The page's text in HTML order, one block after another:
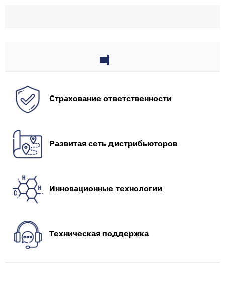
Страхование ответственности
Развитая сеть дистрибьюторов
Инновационные технологии
Техническая поддержка